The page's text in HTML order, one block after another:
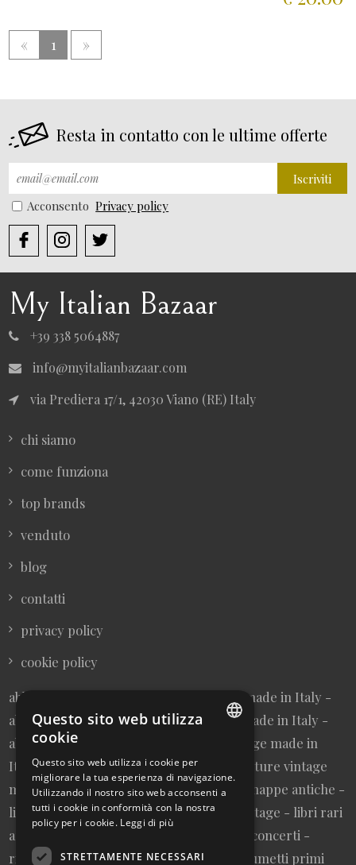
« 1 »
Resta in contatto con le ultime offerte
Iscriviti
Acconsento Privacy policy
My Italian Bazaar
+39 338 5064887
info@myitalianbazaar.com
via Prediera 17/1, 42030 Viano (RE) Italy
chi siamo
come funziona
top brands
venduto
blog
contatti
privacy policy
cookie policy
abbigliamento donna vintage sartoriale made in Italy -
abbigliamento uomo vintage sartoriale made in Italy -
abbigliamento da collezione - borse vintage made in
Italy - cravatte vintage made in Italy - cinture vintage
made in Italy - collezionismo cartaceo - mappe antiche -
litografie e stampe antiche - cartoline vintage - libri rari
autografati fuori catalogo - memorabilia concerti -
riviste primi numeri annate complete - fumetti primi
ENGLISH
Questo sito web utilizza
cookie
Questo sito web utilizza i cookie per
migliorare la tua esperienza di navigazione.
Utilizzando il nostro sito web acconsenti a
tutti i cookie in conformità con la nostra
policy per i cookie. Leggi di più
STRETTAMENTE NECESSARI